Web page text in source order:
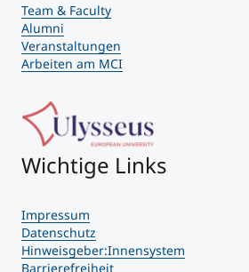
Team & Faculty
Alumni
Veranstaltungen
Arbeiten am MCI
Wichtige Links
Impressum
Datenschutz
Hinweisgeber:Innensystem
Barrierefreiheit